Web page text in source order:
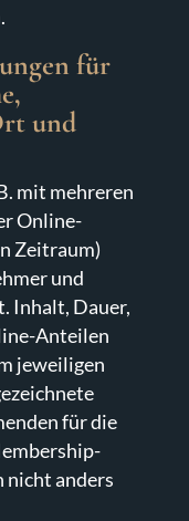
für
und
mit mehreren
Online-
Zeitraum)
und
Inhalt, Dauer,
Anteilen
jeweiligen
für die
nicht anders